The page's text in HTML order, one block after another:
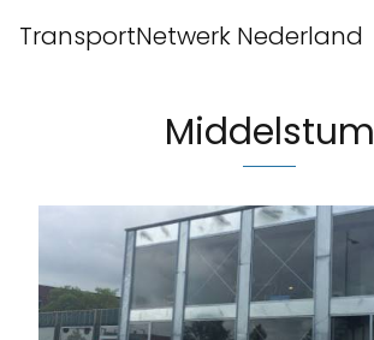
TransportNetwerk Nederland
Middelstum